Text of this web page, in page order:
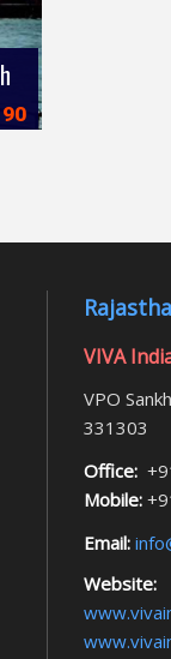
VIVA
VPO
331303
Office:
Mobile:
Email:
Website: